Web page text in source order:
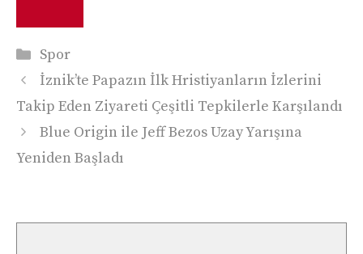
Kategoriler
Spor
İznik’te Papazın İlk Hristiyanların İzlerini
Takip Eden Ziyareti Çeşitli Tepkilerle Karşılandı
Blue Origin ile Jeff Bezos Uzay Yarışına
Yeniden Başladı